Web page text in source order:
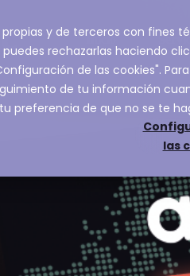
propias y de terceros con fines
rechazarlas haciendo
de las cookies".
de tu información
preferencia de que no se te
las
Inicio